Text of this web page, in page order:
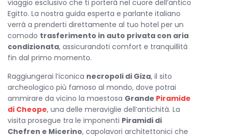
viaggio esclusivo che ti porterà nel cuore dell’antico
Egitto. La nostra guida esperta e parlante italiano
verrà a prenderti direttamente al tuo hotel per un
comodo trasferimento in auto privata con aria
condizionata, assicurandoti comfort e tranquillità
fin dal primo momento.
Raggiungerai l’iconica necropoli di Giza, il sito
archeologico più famoso al mondo, dove potrai
ammirare da vicino la maestosa Grande Piramide
di Cheope, una delle meraviglie dell’antichità. La
visita prosegue tra le imponenti Piramidi di
Chefren e Micerino, capolavori architettonici che